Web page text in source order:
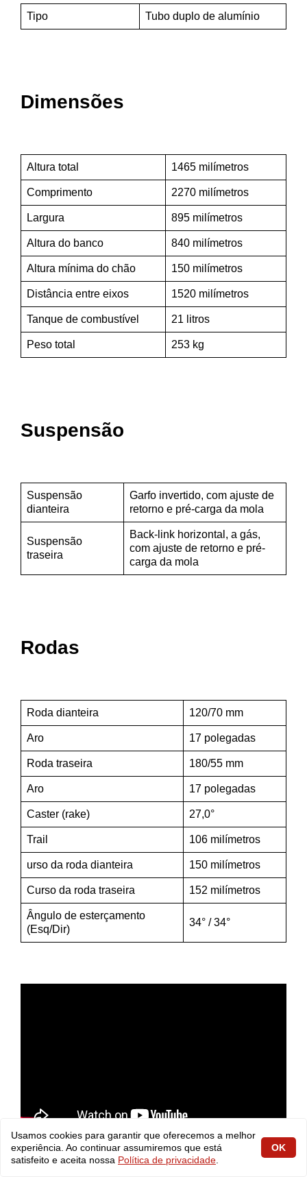
Tipo Tubo duplo de alumínio
Dimensões
Altura total 1465 milímetros
Comprimento 2270 milímetros
Largura 895 milímetros
Altura do banco 840 milímetros
Altura mínima do chão 150 milímetros
Distância entre eixos 1520 milímetros
Tanque de combustível 21 litros
Peso total 253 kg
Suspensão
Suspensão
dianteira
Garfo invertido, com ajuste de
retorno e pré-carga da mola
Suspensão
traseira
Back-link horizontal, a gás,
com ajuste de retorno e pré-
carga da mola
Rodas
Roda dianteira 120/70 mm
Aro 17 polegadas
Roda traseira 180/55 mm
Aro 17 polegadas
Caster (rake) 27,0°
Trail 106 milímetros
urso da roda dianteira 150 milímetros
Curso da roda traseira 152 milímetros
Ângulo de esterçamento
(Esq/Dir)
34° / 34°
Usamos cookies para garantir que oferecemos a melhor
experiência. Ao continuar assumiremos que está
satisfeito e aceita nossa Política de privacidade
OK